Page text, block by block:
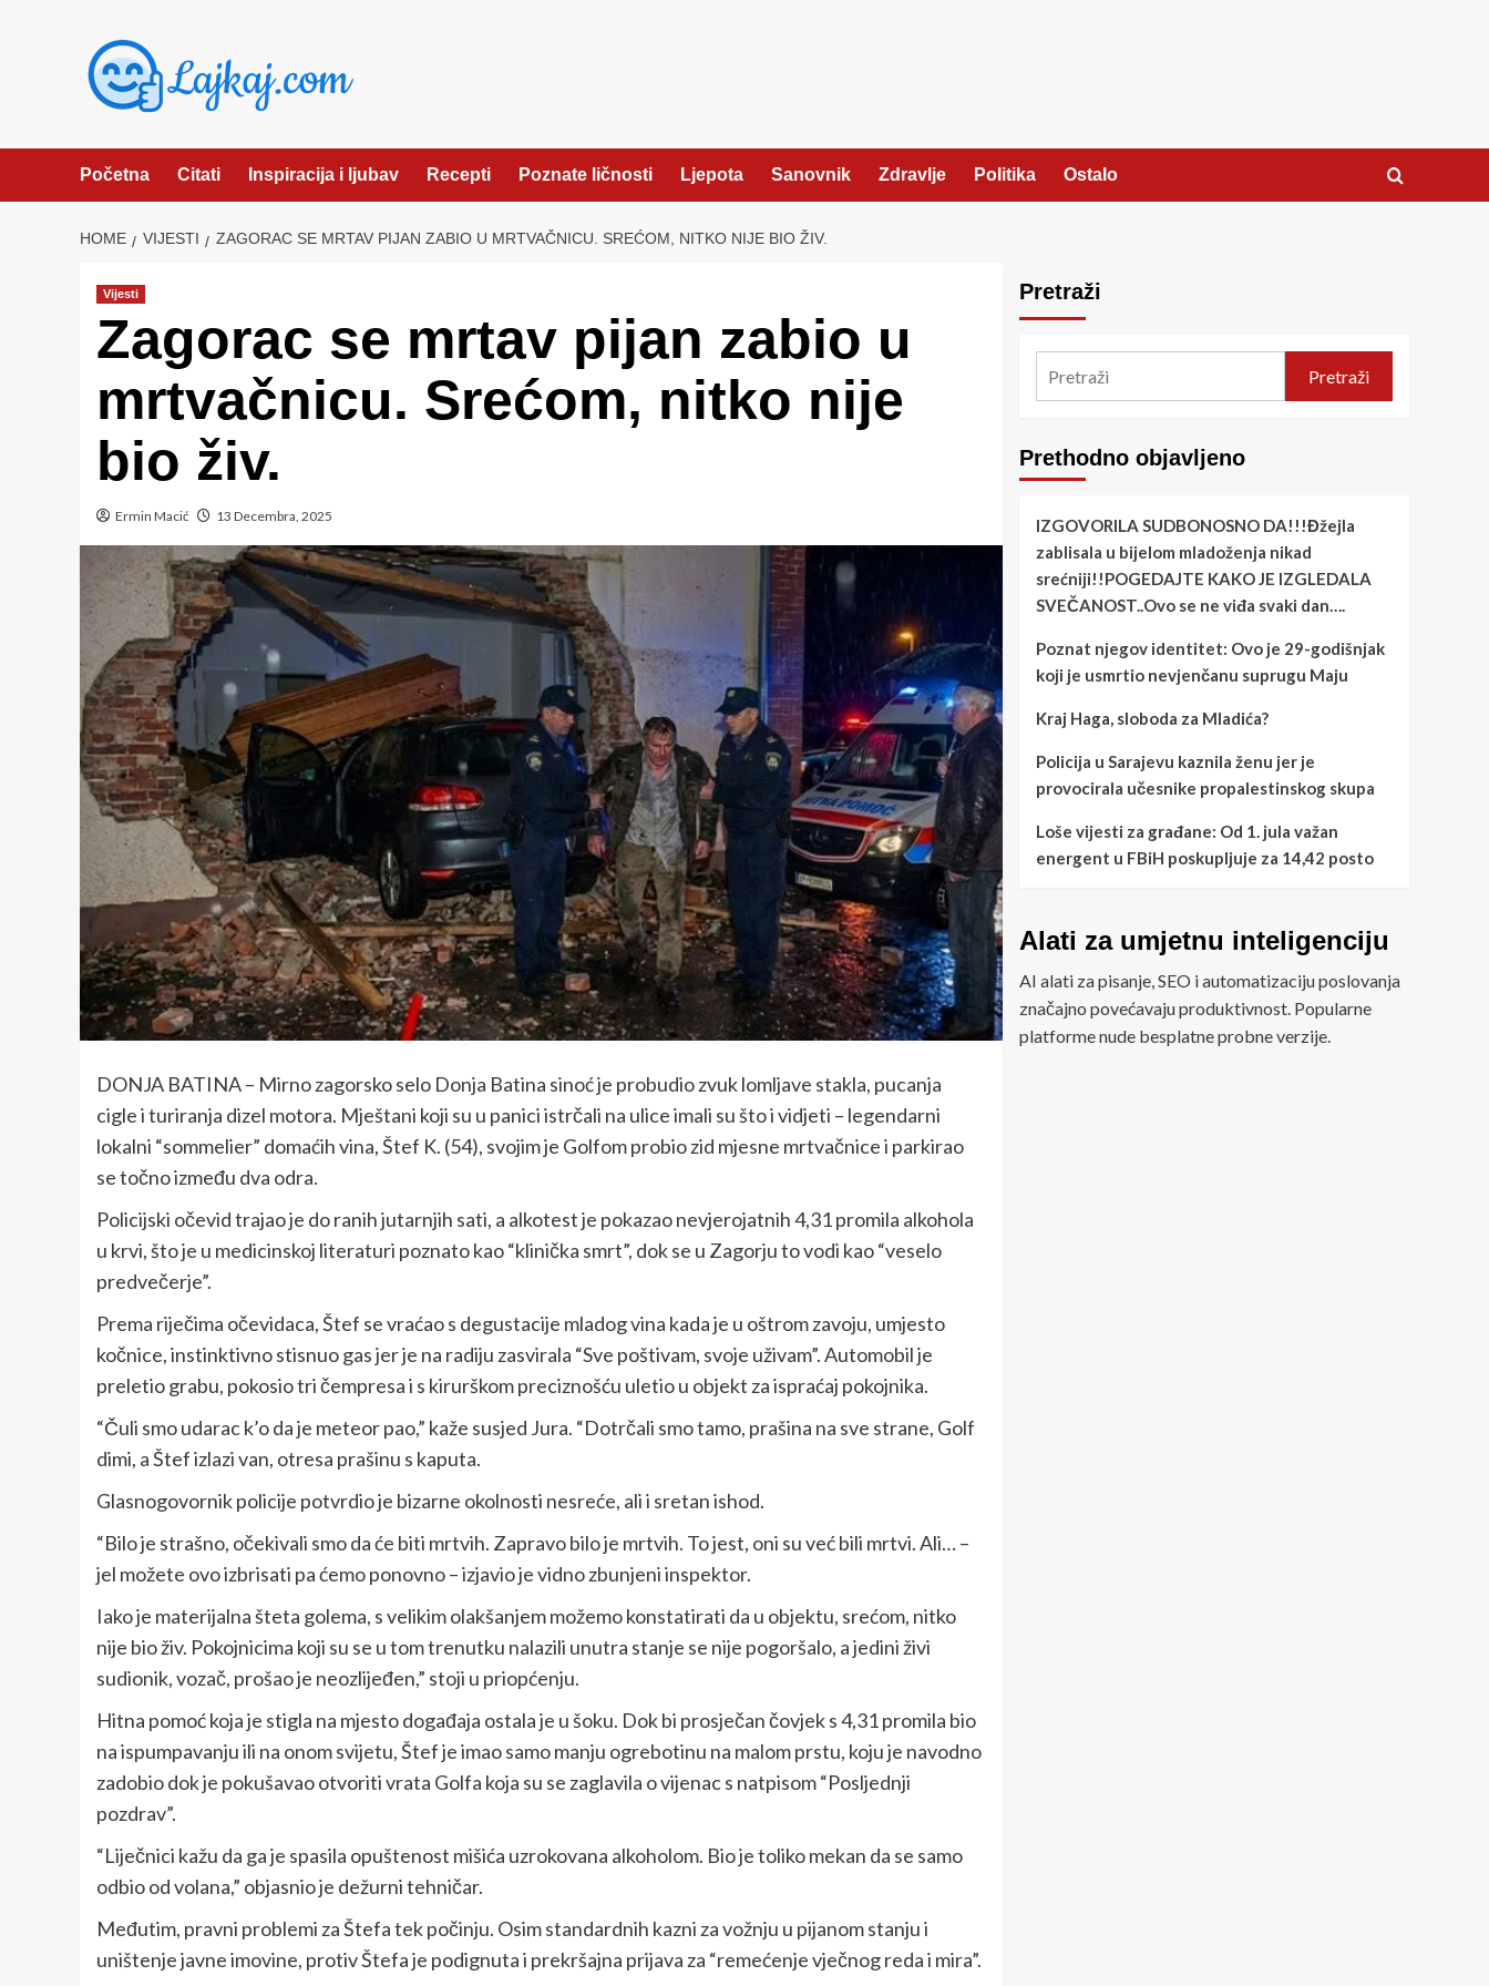
Početna Citati Inspiracija i ljubav Recepti Poznate ličnosti Ljepota Sanovnik Zdravlje Politika Ostalo
HOME VIJESTI ZAGORAC SE MRTAV PIJAN ZABIO U MRTVAČNICU. SREĆOM, NITKO NIJE BIO ŽIV.
Vijesti
Zagorac se mrtav pijan zabio u
mrtvačnicu. Srećom, nitko nije
bio živ.
Ermin Macić 13 Decembra, 2025
DONJA BATINA – Mirno zagorsko selo Donja Batina sinoć je probudio zvuk lomljave stakla, pucanja
cigle i turiranja dizel motora. Mještani koji su u panici istrčali na ulice imali su što i vidjeti – legendarni
lokalni “sommelier” domaćih vina, Štef K. (54), svojim je Golfom probio zid mjesne mrtvačnice i parkirao
se točno između dva odra.
Policijski očevid trajao je do ranih jutarnjih sati, a alkotest je pokazao nevjerojatnih 4,31 promila alkohola
u krvi, što je u medicinskoj literaturi poznato kao “klinička smrt”, dok se u Zagorju to vodi kao “veselo
predvečerje”.
Prema riječima očevidaca, Štef se vraćao s degustacije mladog vina kada je u oštrom zavoju, umjesto
kočnice, instinktivno stisnuo gas jer je na radiju zasvirala “Sve poštivam, svoje uživam”. Automobil je
preletio grabu, pokosio tri čempresa i s kirurškom preciznošću uletio u objekt za ispraćaj pokojnika.
“Čuli smo udarac k’o da je meteor pao,” kaže susjed Jura. “Dotrčali smo tamo, prašina na sve strane, Golf
dimi, a Štef izlazi van, otresa prašinu s kaputa.
Glasnogovornik policije potvrdio je bizarne okolnosti nesreće, ali i sretan ishod.
“Bilo je strašno, očekivali smo da će biti mrtvih. Zapravo bilo je mrtvih. To jest, oni su već bili mrtvi. Ali… –
jel možete ovo izbrisati pa ćemo ponovno – izjavio je vidno zbunjeni inspektor.
Iako je materijalna šteta golema, s velikim olakšanjem možemo konstatirati da u objektu, srećom, nitko
nije bio živ. Pokojnicima koji su se u tom trenutku nalazili unutra stanje se nije pogoršalo, a jedini živi
sudionik, vozač, prošao je neozlijeđen,” stoji u priopćenju.
Hitna pomoć koja je stigla na mjesto događaja ostala je u šoku. Dok bi prosječan čovjek s 4,31 promila bio
na ispumpavanju ili na onom svijetu, Štef je imao samo manju ogrebotinu na malom prstu, koju je navodno
zadobio dok je pokušavao otvoriti vrata Golfa koja su se zaglavila o vijenac s natpisom “Posljednji
pozdrav”.
“Liječnici kažu da ga je spasila opuštenost mišića uzrokovana alkoholom. Bio je toliko mekan da se samo
odbio od volana,” objasnio je dežurni tehničar.
Međutim, pravni problemi za Štefa tek počinju. Osim standardnih kazni za vožnju u pijanom stanju i
uništenje javne imovine, protiv Štefa je podignuta i prekršajna prijava za “remećenje vječnog reda i mira”.
Pretraži
Pretraži
Prethodno objavljeno
IZGOVORILA SUDBONOSNO DA!!!Đžejla
zablisala u bijelom mladoženja nikad
srećniji!!POGEDAJTE KAKO JE IZGLEDALA
SVEČANOST..Ovo se ne viđa svaki dan….
Poznat njegov identitet: Ovo je 29-godišnjak
koji je usmrtio nevjenčanu suprugu Maju
Kraj Haga, sloboda za Mladića?
Policija u Sarajevu kaznila ženu jer je
provocirala učesnike propalestinskog skupa
Loše vijesti za građane: Od 1. jula važan
energent u FBiH poskupljuje za 14,42 posto
Alati za umjetnu inteligenciju
AI alati za pisanje, SEO i automatizaciju poslovanja
značajno povećavaju produktivnost. Popularne
platforme nude besplatne probne verzije.